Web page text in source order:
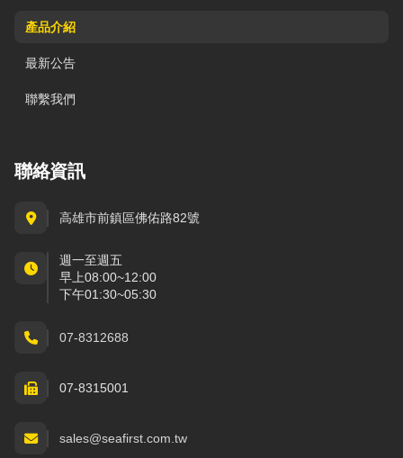
產品介紹
最新公告
聯繫我們
聯絡資訊
高雄市前鎮區佛佑路82號
週一至週五
早上08:00~12:00
下午01:30~05:30
07-8312688
07-8315001
sales@seafirst.com.tw